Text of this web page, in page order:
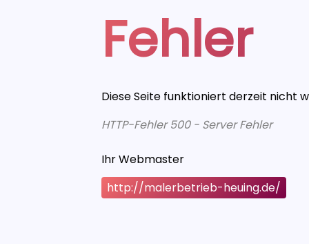
Fehler
Diese Seite funktioniert derzeit nicht
HTTP-Fehler 500 - Server Fehler
Ihr Webmaster
http://malerbetrieb-heuing.de/